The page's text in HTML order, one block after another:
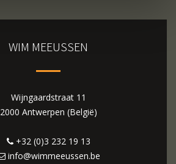
WIM MEEUSSEN
Wijngaardstraat 11
2000 Antwerpen (België)
+32 (0)3 232 19 13
info@wimmeeussen.be